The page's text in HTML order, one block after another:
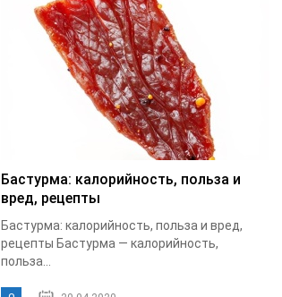
Бастурма: калорийность, польза и
вред, рецепты
Бастурма: калорийность, польза и вред,
рецепты Бастурма — калорийность,
польза...